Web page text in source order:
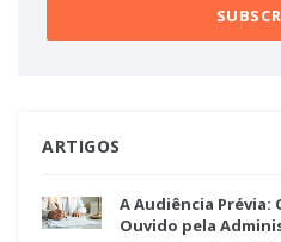
ARTIGOS
A Audiência Prévia:
Ouvido pela